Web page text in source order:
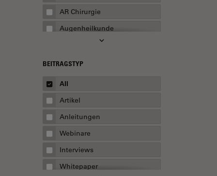
AR Chirurgie
Augenheilkunde
Augmented Reality
Ausbildung
Transport
Batterieherstellung
Beschichtung
Beugungsbedingte
Auflösungsgrenze
BEITRAGSTYP
All
Artikel
Anleitungen
Webinare
Interviews
Whitepaper